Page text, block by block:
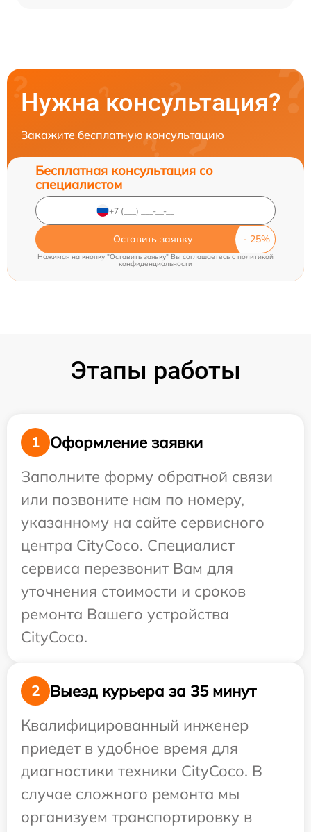
Нужна консультация?
Закажите бесплатную консультацию
Бесплатная консультация со
специалистом
Оставить заявку
Нажимая на кнопку "Оставить заявку" Вы соглашаетесь cполитикой
конфиденциальности
Этапы работы
1
Оформление заявки
Заполните форму обратной связи
или позвоните нам по номеру,
указанному на сайте сервисного
центра CityCoco. Специалист
сервиса перезвонит Вам для
уточнения стоимости и сроков
ремонта Вашего устройства
CityCoco.
2
Выезд курьера за 35 минут
Квалифицированный инженер
приедет в удобное время для
диагностики техники CityCoco. В
случае сложного ремонта мы
организуем транспортировку в